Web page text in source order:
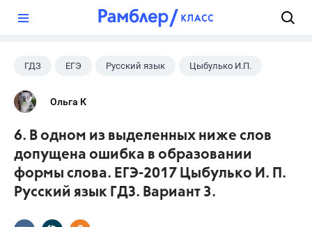
ГДЗ ЕГЭ Русский язык Цыбулько И.П.
Ольга К
6. В одном из выделенных ниже слов
допущена ошибка в образовании
формы слова. ЕГЭ-2017 Цыбулько И. П.
Русский язык ГДЗ. Вариант 3.